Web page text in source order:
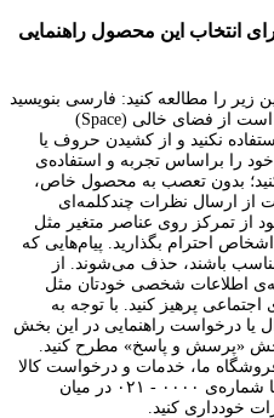
انتخاب این محصول راهنمایی
زیر را مطالعه کنید: فارسی بنویسید
و از کیبورد فارسی استفاده کنید. بهتر است از فضای خالی (Space)
نکنید و از کشیدن حروف یا
را براساس تجربه و استفاده‌ی
بدون تعصب به محصول خاص،
از ارسال نظرات چندکلمه‌‌ای
از تمرکز روی عناصر متغیر مثل
احترام بگذارید. پیام‌هایی که
باشند، حذف می‌شوند. از
اطلاعات شخصی خودتان مثل
پرهیز کنید. با توجه به
یا درخواست راهنمایی در این بخش
«پرسش و پاسخ» مطرح کنید.
ما، خدمات و درخواست کالا
را با ایمیل info@yourdomain.com یا با شماره‌ی ۰۰۰۰ - ۰۲۱ در میان
خودداری کنید.